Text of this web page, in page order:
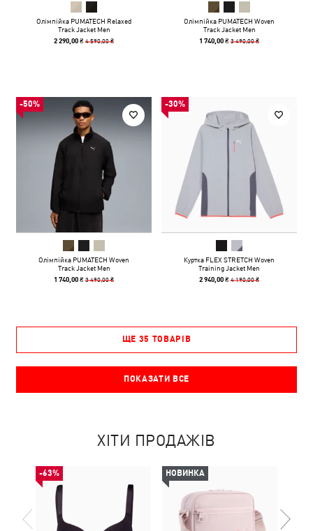
Олімпійка PUMATECH Relaxed
Track Jacket Men
2 290,00 ₴4 590,00 ₴
Олімпійка PUMATECH Woven
Track Jacket Men
1 740,00 ₴3 490,00 ₴
-50%
Олімпійка PUMATECH Woven
Track Jacket Men
1 740,00 ₴3 490,00 ₴
-30%
Куртка FLEX STRETCH Woven
Training Jacket Men
2 940,00 ₴4 190,00 ₴
ЩЕ 35 ТОВАРІВ
ПОКАЗАТИ ВСЕ
ХІТИ ПРОДАЖІВ
-63% НОВИНКА